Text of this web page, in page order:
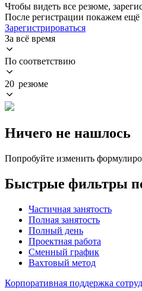
Чтобы видеть все резюме,
После регистрации покажем
Зарегистрироваться
За всё время
По соответствию
20 резюме
Ничего не нашлось
Попробуйте изменить
Быстрые фильтры
Частичная занятость
Полная занятость
Полный день
Проектная работа
Сменный график
Вахтовый метод
Корпоративная поддержка